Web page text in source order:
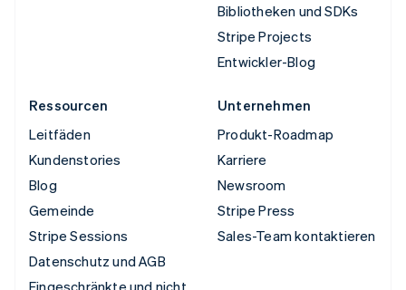
Bibliotheken und SDKs
Stripe Projects
Entwickler-Blog
Ressourcen
Leitfäden
Kundenstories
Blog
Gemeinde
Stripe Sessions
Datenschutz und AGB
Eingeschränkte und nicht
Unternehmen
Produkt-Roadmap
Karriere
Newsroom
Stripe Press
Sales-Team kontaktieren